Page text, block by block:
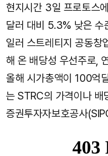
현지시간 3일 프로토스
달러 대비 5.3% 낮은 수
일러 스트레티지 공동창
해 온 배당성 우선주로,
올해 시가총액이 100억
는 STRC의 가격이나 배
증권투자자보호공사